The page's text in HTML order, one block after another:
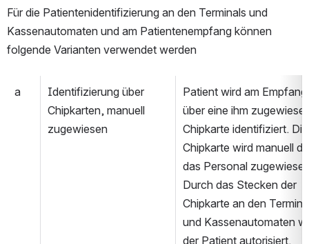
Für die Patientenidentifizierung an den Terminals und
Kassenautomaten und am Patientenempfang können
folgende Varianten verwendet werden
a
Identifizierung über
Chipkarten, manuell
zugewiesen
Patient wird am Empfang
über eine ihm
Chipkarte identifiziert. Die
Chipkarte wird manuell
das Personal
Durch das Stecken der
Chipkarte an den
und Kassenautomaten
der Patient autorisiert.